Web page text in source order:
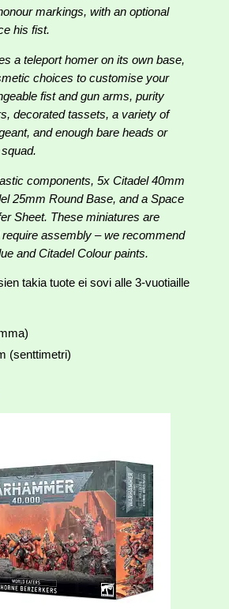
markings, with an optional
his fist.
a teleport homer on its own base,
choices to customise your
fist and gun arms, purity
decorated tassets, a variety of
and enough bare heads or
components, 5x Citadel 40mm
25mm Round Base, and a Space
Sheet. These miniatures are
assembly – we recommend
and Citadel Colour paints.
takia tuote ei sovi alle 3-vuotiaille
(senttimetri)